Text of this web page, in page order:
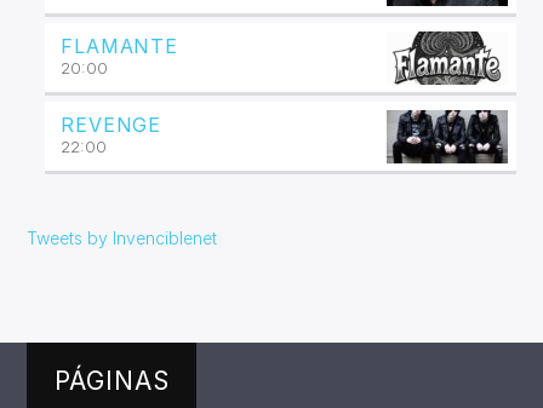
FLAMANTE
20:00
REVENGE
22:00
Tweets by Invenciblenet
PÁGINAS